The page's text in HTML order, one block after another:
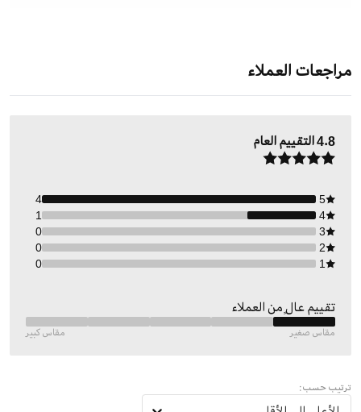
مراجعات العملاء
4.8التقييم العام
5
4
4
1
3
0
2
0
1
0
تقييم عالٍ من العملاء
مقاس صغير مقاس كبير
ترتيب حسب: